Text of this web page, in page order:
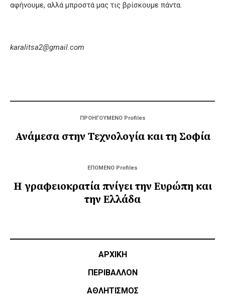
αφήνουμε, αλλά μπροστά μας τις βρίσκουμε πάντα.
karalitsa2@gmail.com
ΠΡΟΗΓΟΥΜΕΝΟ Profiles
Ανάμεσα στην Τεχνολογία και τη Σοφία
ΕΠΟΜΕΝΟ Profiles
Η γραφειοκρατία πνίγει την Ευρώπη και
την Ελλάδα
ΑΡΧΙΚΗ
ΠΕΡΙΒΑΛΛΟΝ
ΑΘΛΗΤΙΣΜΌΣ